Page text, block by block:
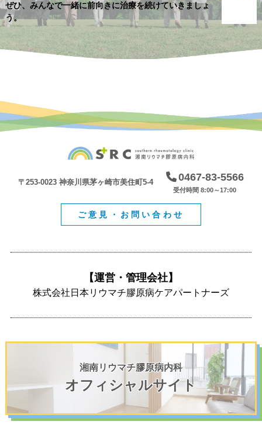
ぜひ、みんなで一緒に前向きに治療を続けていきましょ
う。
〒253-0023 神奈川県茅ヶ崎市美住町5-4 0467-83-5566
受付時間 8:00～17:00
ご意見・お問い合わせ
【運営・管理会社】
株式会社日本リウマチ膠原病ケアパートナーズ
湘南リウマチ膠原病内科
オフィシャルサイト